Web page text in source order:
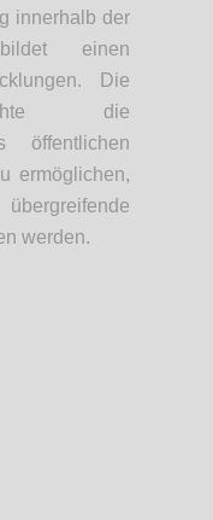
innerhalb der
einen
Die
die
öffentlichen
ermöglichen,
werden.